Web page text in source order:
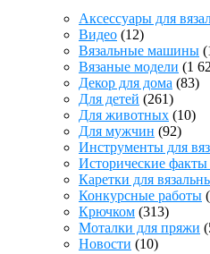
Аксессуары для
Видео (12)
Вязальные машины
Вязаные модели (1
Декор для дома (83)
Для детей (261)
Для животных (10)
Для мужчин (92)
Инструменты для
Исторические
Каретки для
Конкурсные работы
Крючком (313)
Моталки для пряжи
Новости (10)